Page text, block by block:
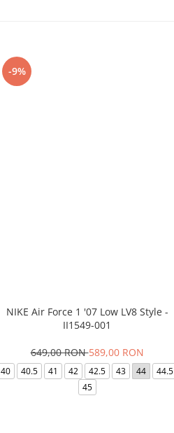
-9%
NIKE Air Force 1 '07 Low LV8 Style -
II1549-001
649,00 RON589,00 RON
40 40.5 41 42 42.5 43 44
44.5
45